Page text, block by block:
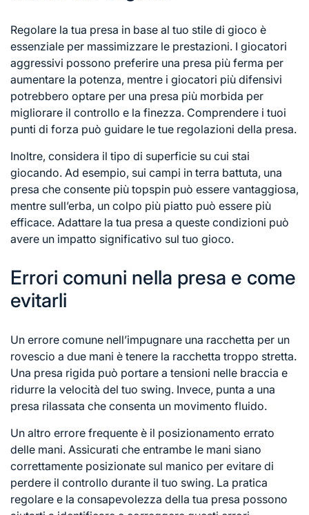
Regolare la tua presa in base al tuo stile di gioco è
essenziale per massimizzare le prestazioni. I giocatori
aggressivi possono preferire una presa più ferma per
aumentare la potenza, mentre i giocatori più difensivi
potrebbero optare per una presa più morbida per
migliorare il controllo e la finezza. Comprendere i tuoi
punti di forza può guidare le tue regolazioni della presa.
Inoltre, considera il tipo di superficie su cui stai
giocando. Ad esempio, sui campi in terra battuta, una
presa che consente più topspin può essere vantaggiosa,
mentre sull’erba, un colpo più piatto può essere più
efficace. Adattare la tua presa a queste condizioni può
avere un impatto significativo sul tuo gioco.
Errori comuni nella presa e come
evitarli
Un errore comune nell’impugnare una racchetta per un
rovescio a due mani è tenere la racchetta troppo stretta.
Una presa rigida può portare a tensioni nelle braccia e
ridurre la velocità del tuo swing. Invece, punta a una
presa rilassata che consenta un movimento fluido.
Un altro errore frequente è il posizionamento errato
delle mani. Assicurati che entrambe le mani siano
correttamente posizionate sul manico per evitare di
perdere il controllo durante il tuo swing. La pratica
regolare e la consapevolezza della tua presa possono